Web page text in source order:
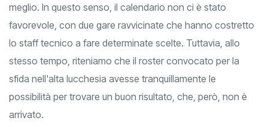
schieramento tipo avremmo potuto fare qualcosa di
meglio. In questo senso, il calendario non ci è stato
favorevole, con due gare ravvicinate che hanno costretto
lo staff tecnico a fare determinate scelte. Tuttavia, allo
stesso tempo, riteniamo che il roster convocato per la
sfida nell'alta lucchesia avesse tranquillamente le
possibilità per trovare un buon risultato, che, però, non è